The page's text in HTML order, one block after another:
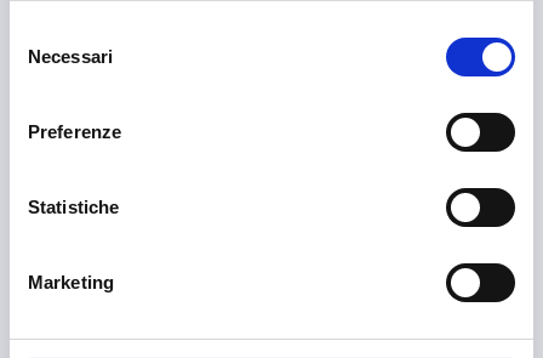
delNecessari
Preferenze
Statistiche
Marketing
engage your customers and employees.